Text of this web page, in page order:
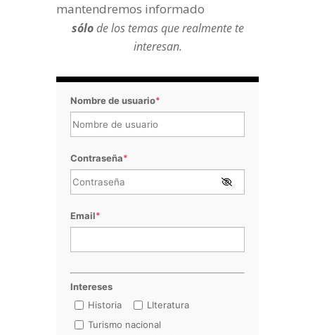
mantendremos informado
sólode los temas que realmente te
interesan.
Nombre de usuario*
Contraseña*
Email*
Intereses
Historia
LIteratura
Turismo nacional